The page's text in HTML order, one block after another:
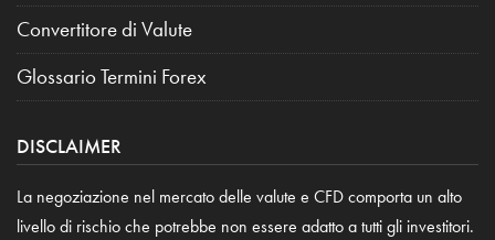
Convertitore di Valute
Glossario Termini Forex
DISCLAIMER
La negoziazione nel mercato delle valute e CFD comporta un alto
livello di rischio che potrebbe non essere adatto a tutti gli investitori.